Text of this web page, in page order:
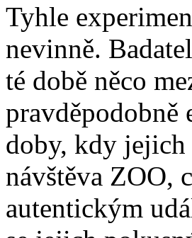
Tyhle
nevinně.
té době něco
pravděpodobně
doby, kdy jejich
návštěva ZOO,
autentickým